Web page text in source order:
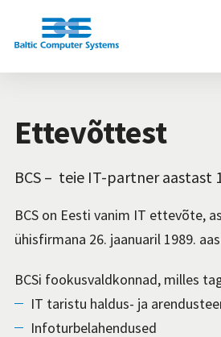
Ettevõttest
BCS – teie IT-partner aastast
BCS on Eesti vanim IT ettevõte,
ühisfirmana 26. jaanuaril 1989.
BCSi fookusvaldkonnad, milles
IT taristu haldus- ja
Infoturbelahendused